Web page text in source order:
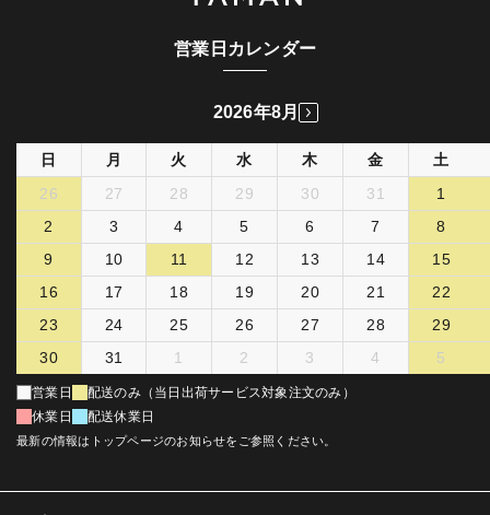
営業日カレンダー
2026年8月
日 月 火 水 木 金
土
26
27 28 29 30 31
1
2
3 4 5 6 7
8
9
10 11 12 13 14
15
16
17 18 19 20 21
22
23
24 25 26 27 28
29
30
31 1 2 3 4 5
営業日
配送のみ（当日出荷サービス対象注文のみ）
休業日
配送休業日
最新の情報はトップページのお知らせをご参照ください。